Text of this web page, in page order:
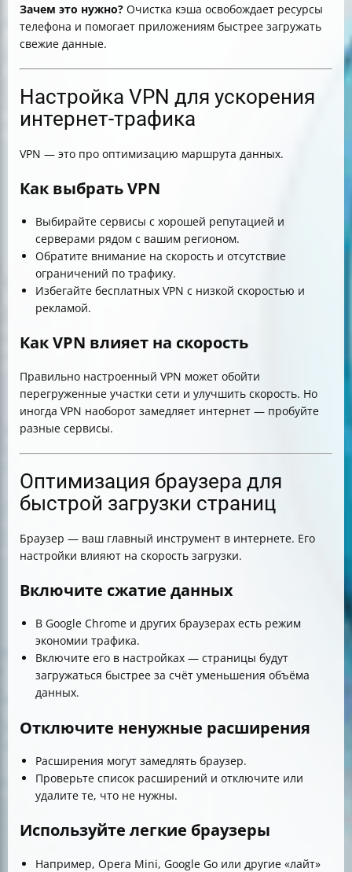
Зачем это нужно? Очистка кэша освобождает ресурсы
телефона и помогает приложениям быстрее загружать
свежие данные.
Настройка VPN для ускорения
интернет-трафика
VPN — это про оптимизацию маршрута данных.
Как выбрать VPN
Выбирайте сервисы с хорошей репутацией и
серверами рядом с вашим регионом.
Обратите внимание на скорость и отсутствие
ограничений по трафику.
Избегайте бесплатных VPN с низкой скоростью и
рекламой.
Как VPN влияет на скорость
Правильно настроенный VPN может обойти
перегруженные участки сети и улучшить скорость. Но
иногда VPN наоборот замедляет интернет — пробуйте
разные сервисы.
Оптимизация браузера для
быстрой загрузки страниц
Браузер — ваш главный инструмент в интернете. Его
настройки влияют на скорость загрузки.
Включите сжатие данных
В Google Chrome и других браузерах есть режим
экономии трафика.
Включите его в настройках — страницы будут
загружаться быстрее за счёт уменьшения объёма
данных.
Отключите ненужные расширения
Расширения могут замедлять браузер.
Проверьте список расширений и отключите или
удалите те, что не нужны.
Используйте легкие браузеры
Например, Opera Mini, Google Go или другие «лайт»